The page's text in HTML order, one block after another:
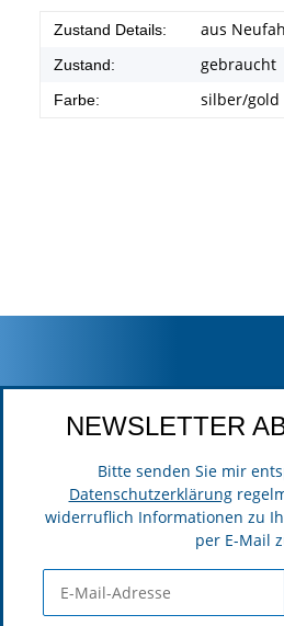
Zustand Details: aus
Zustand: gebraucht
Farbe: silber/gold
NEWSLETTER
Bitte senden Sie mir
Datenschutzerklärung
widerruflich Informationen zu
per E-Mail